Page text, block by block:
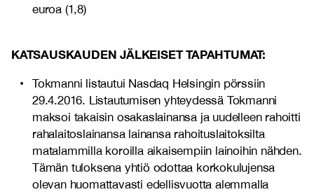
euroa (1,8)
KATSAUSKAUDEN JÄLKEISET TAPAHTUMAT:
Tokmanni listautui Nasdaq Helsingin pörssiin
29.4.2016. Listautumisen yhteydessä Tokmanni
maksoi takaisin osakaslainansa ja uudelleen rahoitti
rahalaitoslainansa lainansa rahoituslaitoksilta
matalammilla koroilla aikaisempiin lainoihin nähden.
Tämän tuloksena yhtiö odottaa korkokulujensa
olevan huomattavasti edellisvuotta alemmalla